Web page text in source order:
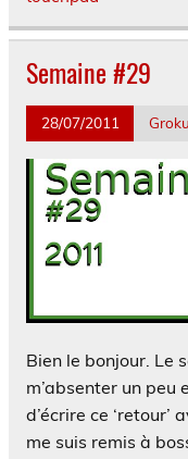
Semaine #29
28/07/2011
Bien le bonjour. Le
m’absenter un peu
d’écrire ce
me suis remis à